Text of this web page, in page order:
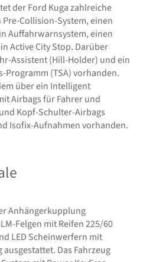
der Ford Kuga zahlreiche
Collision-System, einen
Auffahrwarnsystem, einen
Active City Stop. Darüber
Assistent (Hill-Holder) und ein
(TSA) vorhanden.
über ein Intelligent
Airbags für Fahrer und
Kopf-Schulter-Airbags
Isofix-Aufnahmen vorhanden.
Anhängerkupplung
Felgen mit Reifen 225/60
LED Scheinwerfern mit
Das Fahrzeug